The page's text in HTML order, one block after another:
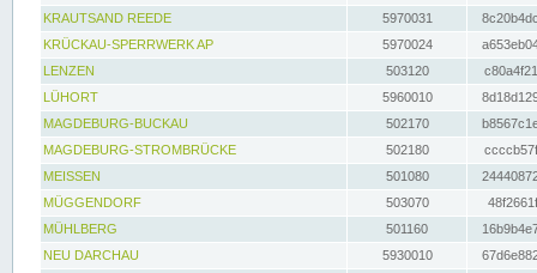
KRAUTSAND REEDE
5970031
KRÜCKAU-SPERRWERK AP
5970024
LENZEN
503120
LÜHORT
5960010
MAGDEBURG-BUCKAU
502170
MAGDEBURG-STROMBRÜCKE
502180
MEISSEN
501080
MÜGGENDORF
503070
MÜHLBERG
501160
NEU DARCHAU
5930010